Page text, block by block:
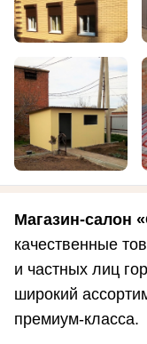
Магазин-салон
качественные
и частных лиц
широкий
премиум-класса.